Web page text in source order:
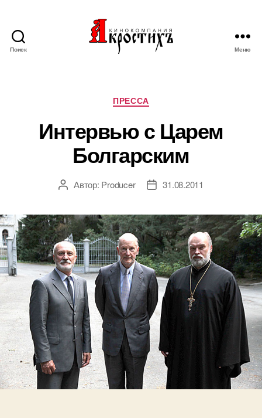
Поиск Меню
Рубрики
ПРЕССА
Интервью с Царем
Болгарским
АвторАвтор: Producer
Дата31.08.2011